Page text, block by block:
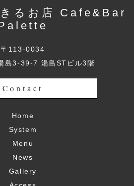
るお店 Cafe&Bar
〒113-0034
島3-39-7 湯島STビル3階
Contact
Home
System
Menu
News
Gallery